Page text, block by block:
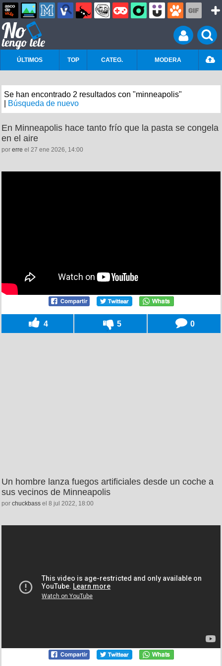
ÚLTIMOS TOP CATEG. MODERA
Se han encontrado 2 resultados con "minneapolis"
Búsqueda de nuevo
En Minneapolis hace tanto frío que la pasta se congela
en el aire
por erre el 27 ene 2026, 14:00
4 5 0
Un hombre lanza fuegos artificiales desde un coche a
sus vecinos de Minneapolis
por chuckbass el 8 jul 2022, 18:00